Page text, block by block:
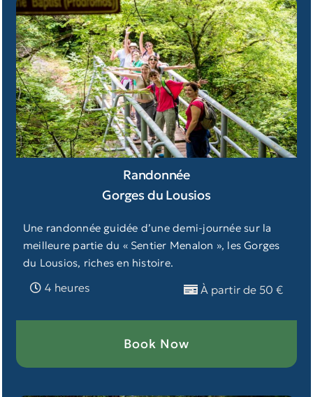
Randonnée
Gorges du Lousios
Une randonnée guidée d’une demi-journée sur la
meilleure partie du « Sentier Menalon », les Gorges
du Lousios, riches en histoire.
4 heures À partir de 50 €
Book Now